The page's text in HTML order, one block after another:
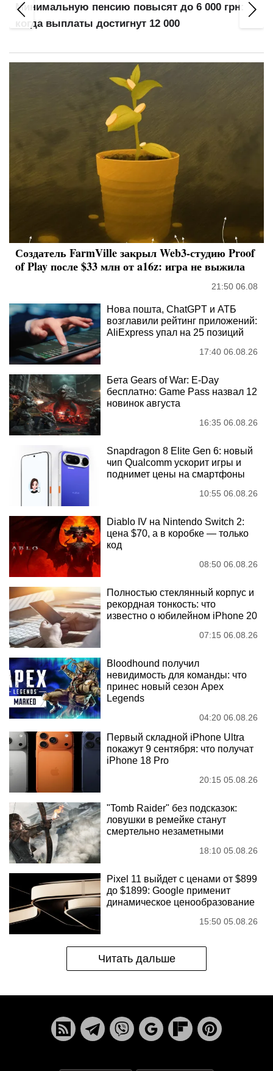
Штраф "с воздуха": "Резерв+" наказывает за
старые нарушения, утратившие силу
Создатель FarmVille закрыл Web3-студию Proof
of Play после $33 млн от a16z: игра не выжила
21:50 06.08
Нова пошта, ChatGPT и АТБ
возглавили рейтинг приложений:
AliExpress упал на 25 позиций
17:40 06.08.26
Бета Gears of War: E-Day
бесплатно: Game Pass назвал 12
новинок августа
16:35 06.08.26
Snapdragon 8 Elite Gen 6: новый
чип Qualcomm ускорит игры и
поднимет цены на смартфоны
10:55 06.08.26
Diablo IV на Nintendo Switch 2:
цена $70, а в коробке — только
код
08:50 06.08.26
Полностью стеклянный корпус и
рекордная тонкость: что
известно о юбилейном iPhone 20
07:15 06.08.26
Bloodhound получил
невидимость для команды: что
принес новый сезон Apex
Legends
04:20 06.08.26
Первый складной iPhone Ultra
покажут 9 сентября: что получат
iPhone 18 Pro
20:15 05.08.26
"Tomb Raider" без подсказок:
ловушки в ремейке станут
смертельно незаметными
18:10 05.08.26
Pixel 11 выйдет с ценами от $899
до $1899: Google применит
динамическое ценообразование
15:50 05.08.26
Читать дальше